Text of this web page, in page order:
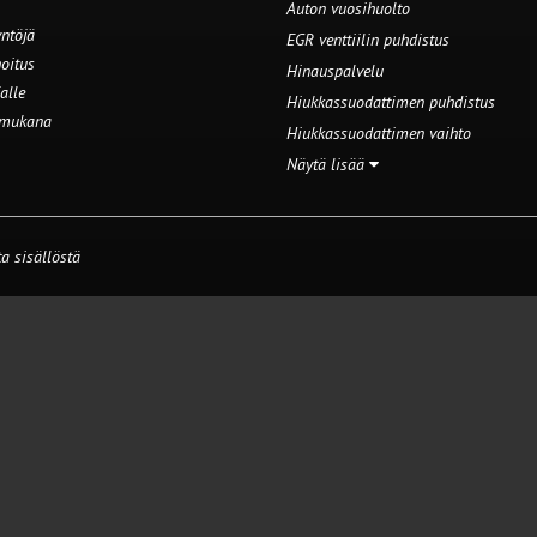
Auton vuosihuolto
EGR venttiilin puhdistus
Hinauspalvelu
Hiukkassuodattimen puhdistus
Hiukkassuodattimen vaihto
Näytä lisää
sisällöstä